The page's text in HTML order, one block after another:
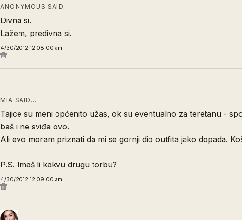
ANONYMOUS SAID…
Divna si.
Lažem, predivna si.
4/30/2012 12:08:00 am
MIA SAID…
Tajice su meni općenito užas, ok su eventualno za teretanu -
baš i ne sviđa ovo.
Ali evo moram priznati da mi se gornji dio outfita jako dopada.
P.S. Imaš li kakvu drugu torbu?
4/30/2012 12:09:00 am